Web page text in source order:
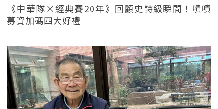
《中華隊×經典賽20年》回顧史詩級瞬間！嘖嘖
募資加碼四大好禮